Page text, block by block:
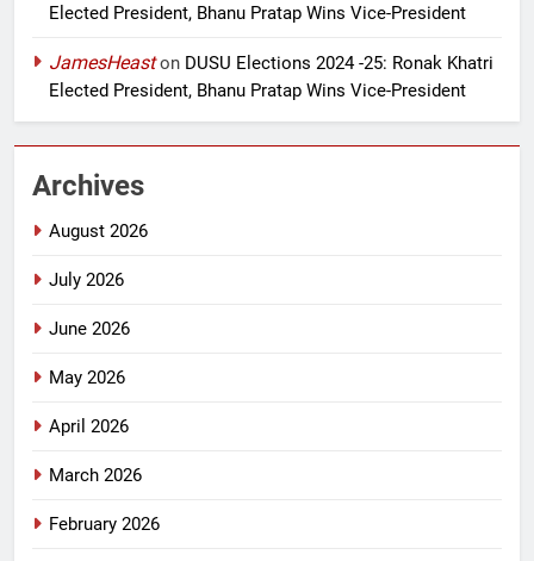
Elected President, Bhanu Pratap Wins Vice-President
JamesHeaston DUSU Elections 2024 -25: Ronak Khatri
Elected President, Bhanu Pratap Wins Vice-President
Archives
August 2026
July 2026
June 2026
May 2026
April 2026
March 2026
February 2026